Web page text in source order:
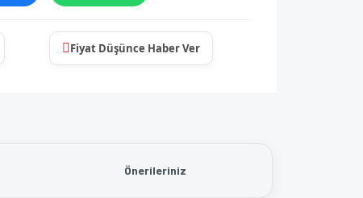
Fiyat Düşünce Haber Ver
Önerileriniz